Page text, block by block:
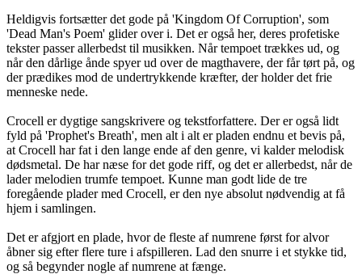
Heldigvis fortsætter det gode på 'Kingdom Of Corruption', som
'Dead Man's Poem' glider over i. Det er også her, deres profetiske
tekster passer allerbedst til musikken. Når tempoet trækkes ud, og
når den dårlige ånde spyer ud over de magthavere, der får tørt på, og
der prædikes mod de undertrykkende kræfter, der holder det frie
menneske nede.
Crocell er dygtige sangskrivere og tekstforfattere. Der er også lidt
fyld på 'Prophet's Breath', men alt i alt er pladen endnu et bevis på,
at Crocell har fat i den lange ende af den genre, vi kalder melodisk
dødsmetal. De har næse for det gode riff, og det er allerbedst, når de
lader melodien trumfe tempoet. Kunne man godt lide de tre
foregående plader med Crocell, er den nye absolut nødvendig at få
hjem i samlingen.
Det er afgjort en plade, hvor de fleste af numrene først for alvor
åbner sig efter flere ture i afspilleren. Lad den snurre i et stykke tid,
og så begynder nogle af numrene at fænge.